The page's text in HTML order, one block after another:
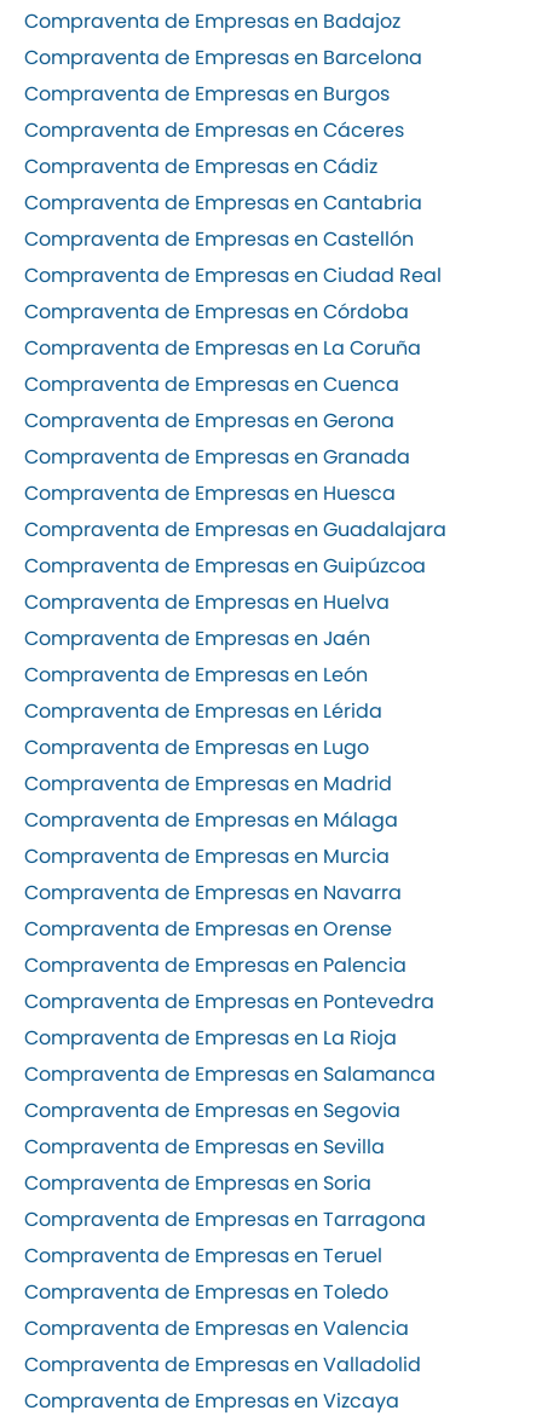
Compraventa de Empresas en Badajoz
Compraventa de Empresas en Barcelona
Compraventa de Empresas en Burgos
Compraventa de Empresas en Cáceres
Compraventa de Empresas en Cádiz
Compraventa de Empresas en Cantabria
Compraventa de Empresas en Castellón
Compraventa de Empresas en Ciudad Real
Compraventa de Empresas en Córdoba
Compraventa de Empresas en La Coruña
Compraventa de Empresas en Cuenca
Compraventa de Empresas en Gerona
Compraventa de Empresas en Granada
Compraventa de Empresas en Huesca
Compraventa de Empresas en Guadalajara
Compraventa de Empresas en Guipúzcoa
Compraventa de Empresas en Huelva
Compraventa de Empresas en Jaén
Compraventa de Empresas en León
Compraventa de Empresas en Lérida
Compraventa de Empresas en Lugo
Compraventa de Empresas en Madrid
Compraventa de Empresas en Málaga
Compraventa de Empresas en Murcia
Compraventa de Empresas en Navarra
Compraventa de Empresas en Orense
Compraventa de Empresas en Palencia
Compraventa de Empresas en Pontevedra
Compraventa de Empresas en La Rioja
Compraventa de Empresas en Salamanca
Compraventa de Empresas en Segovia
Compraventa de Empresas en Sevilla
Compraventa de Empresas en Soria
Compraventa de Empresas en Tarragona
Compraventa de Empresas en Teruel
Compraventa de Empresas en Toledo
Compraventa de Empresas en Valencia
Compraventa de Empresas en Valladolid
Compraventa de Empresas en Vizcaya